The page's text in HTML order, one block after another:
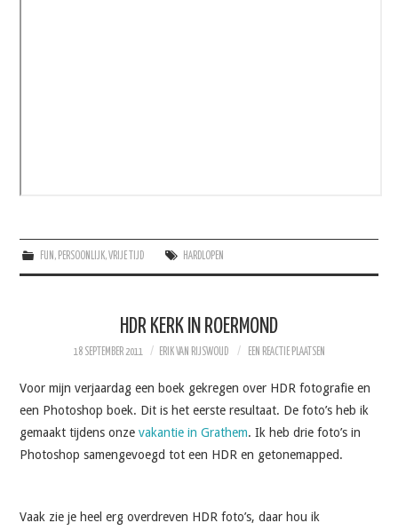
FUN , PERSOONLIJK,VRIJE TIJD HARDLOPEN
HDR KERK IN ROERMOND
18 SEPTEMBER 2011 ERIK VAN RIJSWOUD EEN REACTIE PLAATSEN
Voor mijn verjaardag een boek gekregen over HDR fotografie en
een Photoshop boek. Dit is het eerste resultaat. De foto’s heb ik
gemaakt tijdens onzevakantie in Grathem. Ik heb drie foto’s in
Photoshop samengevoegd tot een HDR en getonemapped.
Vaak zie je heel erg overdreven HDR foto’s, daar hou ik